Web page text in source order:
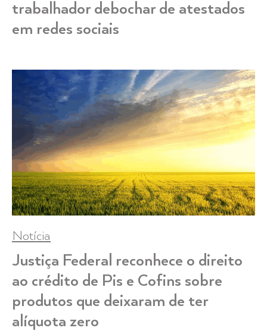
trabalhador debochar de atestados
em redes sociais
Notícia
Justiça Federal reconhece o direito
ao crédito de Pis e Cofins sobre
produtos que deixaram de ter
alíquota zero